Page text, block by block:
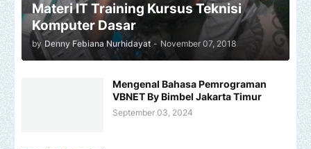
Materi IT Training Kursus Teknisi
Komputer Dasar
by Denny Febiana Nurhidayat - November 07, 2018
Mengenal Bahasa Pemrograman
VBNET By Bimbel Jakarta Timur
September 03, 2024